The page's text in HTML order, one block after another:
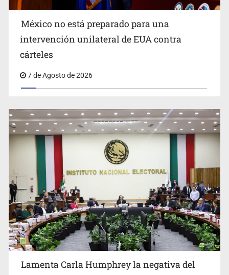
Desapariciones en Jalisco, con complicidad de policías,
México no está preparado para una
intervención unilateral de EUA contra
cárteles
7 de Agosto de 2026
Lamenta Carla Humphrey la negativa del